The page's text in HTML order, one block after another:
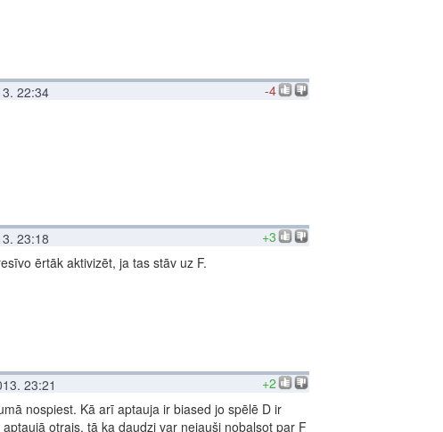
-4
22:34
+3
23:18
ērtāk aktivizēt, ja tas stāv uz F.
+2
23:21
nospiest. Kā arī aptauja ir biased jo spēlē D ir
otrais, tā ka daudzi var nejauši nobalsot par F